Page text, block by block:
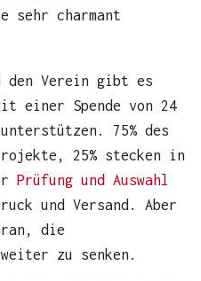
sehr charmant
den Verein gibt es
einer Spende von 24
75% des
25% stecken in
Prüfung und Auswahl
und Versand. Aber
die
zu senken.